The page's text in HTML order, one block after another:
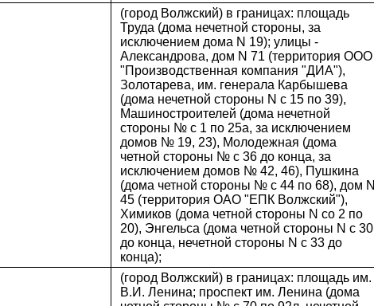
(город Волжский) в границах: площадь
Труда (дома нечетной стороны, за
исключением дома N 19); улицы -
Александрова, дом N 71 (территория ООО
"Производственная компания "ДИА"),
Золотарева, им. генерала Карбышева
(дома нечетной стороны N с 15 по 39),
Машиностроителей (дома нечетной
стороны № с 1 по 25а, за исключением
домов № 19, 23), Молодежная (дома
четной стороны № с 36 до конца, за
исключением домов № 42, 46), Пушкина
(дома четной стороны № с 44 по 68), дом N
45 (территория ОАО "ЕПК Волжский"),
Химиков (дома четной стороны N со 2 по
20), Энгельса (дома четной стороны N с 30
до конца, нечетной стороны N с 33 до
конца);
(город Волжский) в границах: площадь им.
В.И. Ленина; проспект им. Ленина (дома